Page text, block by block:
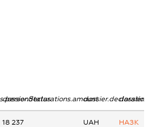
dossier.declarations.amount
18 237 UAH НАЗК